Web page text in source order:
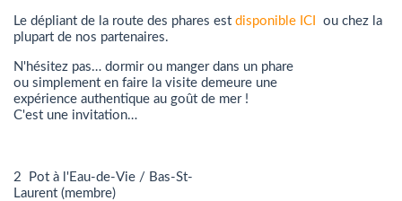
Le dépliant de la route des phares est disponible ICI
ou chez la
plupart de nos partenaires.
N'hésitez pas… dormir ou manger dans un phare
ou simplement en faire la visite demeure une
expérience authentique au goût de mer !
C'est une invitation…
2 Pot à l'Eau-de-Vie / Bas-St-
Laurent (membre)